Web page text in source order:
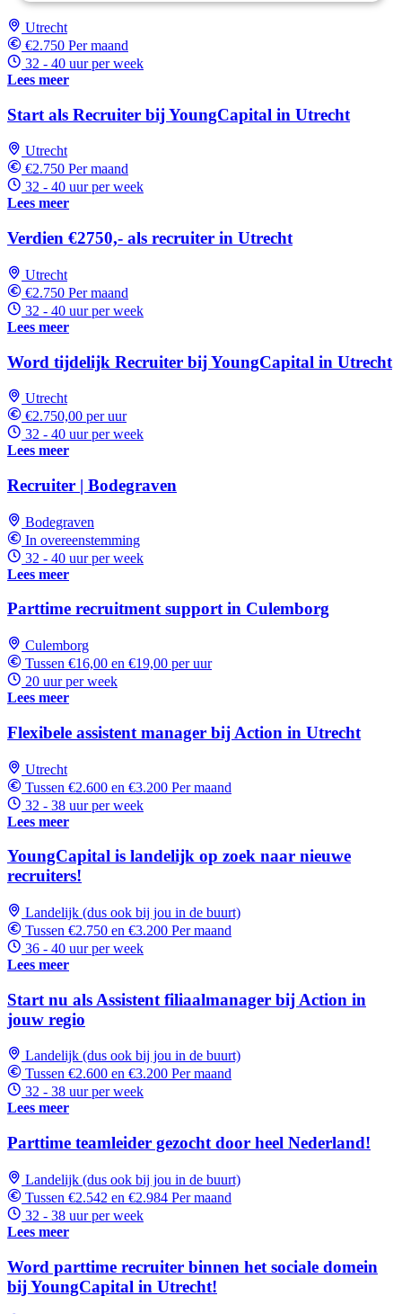
Utrecht
€2.750 Per maand
32 - 40 uur per week
Lees meer
Start als Recruiter bij YoungCapital in Utrecht
Utrecht
€2.750 Per maand
32 - 40 uur per week
Lees meer
Verdien €2750,- als recruiter in Utrecht
Utrecht
€2.750 Per maand
32 - 40 uur per week
Lees meer
Word tijdelijk Recruiter bij YoungCapital in Utrecht
Utrecht
€2.750,00 per uur
32 - 40 uur per week
Lees meer
Recruiter | Bodegraven
Bodegraven
In overeenstemming
32 - 40 uur per week
Lees meer
Parttime recruitment support in Culemborg
Culemborg
Tussen €16,00 en €19,00 per uur
20 uur per week
Lees meer
Flexibele assistent manager bij Action in Utrecht
Utrecht
Tussen €2.600 en €3.200 Per maand
32 - 38 uur per week
Lees meer
YoungCapital is landelijk op zoek naar nieuwe
recruiters!
Landelijk (dus ook bij jou in de buurt)
Tussen €2.750 en €3.200 Per maand
36 - 40 uur per week
Lees meer
Start nu als Assistent filiaalmanager bij Action in
jouw regio
Landelijk (dus ook bij jou in de buurt)
Tussen €2.600 en €3.200 Per maand
32 - 38 uur per week
Lees meer
Parttime teamleider gezocht door heel Nederland!
Landelijk (dus ook bij jou in de buurt)
Tussen €2.542 en €2.984 Per maand
32 - 38 uur per week
Lees meer
Word parttime recruiter binnen het sociale domein
bij YoungCapital in Utrecht!